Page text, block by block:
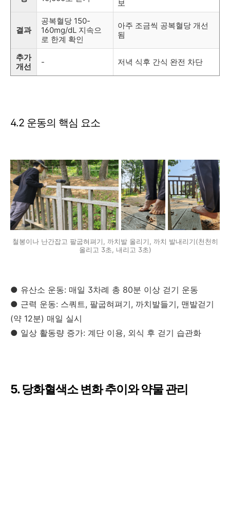
보
결과
공복혈당 150-
160mg/dL 지속으
로 한계 확인
아주 조금씩 공복혈당 개선
됨
추가
개선
- 저녁 식후 간식 완전 차단
4.2 운동의 핵심 요소
철봉이나 난간잡고 팔굽혀펴기, 까치발 올리기, 까치 발내리기(천천히
올리고 3초, 내리고 3초)
● 유산소 운동: 매일 3차례 총 80분 이상 걷기 운동
● 근력 운동: 스쿼트, 팔굽혀펴기, 까치발들기, 맨발걷기
(약 12분) 매일 실시
● 일상 활동량 증가: 계단 이용, 외식 후 걷기 습관화
5. 당화혈색소 변화 추이와 약물 관리